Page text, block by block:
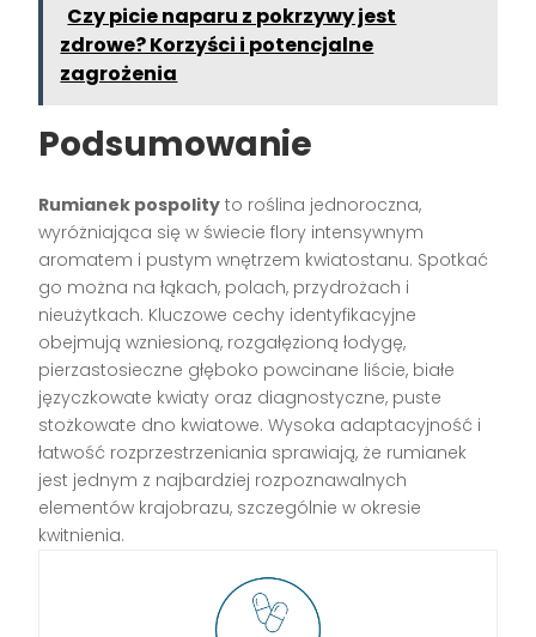
Czy picie naparu z pokrzywy jest
zdrowe? Korzyści i potencjalne
zagrożenia
Podsumowanie
Rumianek pospolity to roślina jednoroczna,
wyróżniająca się w świecie flory intensywnym
aromatem i pustym wnętrzem kwiatostanu. Spotkać
go można na łąkach, polach, przydrożach i
nieużytkach. Kluczowe cechy identyfikacyjne
obejmują wzniesioną, rozgałęzioną łodygę,
pierzastosieczne głęboko powcinane liście, białe
języczkowate kwiaty oraz diagnostyczne, puste
stożkowate dno kwiatowe. Wysoka adaptacyjność i
łatwość rozprzestrzeniania sprawiają, że rumianek
jest jednym z najbardziej rozpoznawalnych
elementów krajobrazu, szczególnie w okresie
kwitnienia.